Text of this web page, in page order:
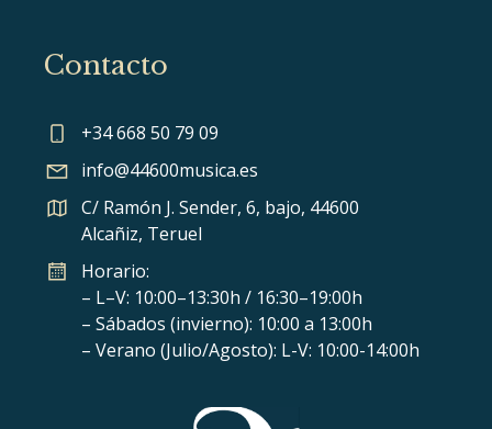
Contacto
+34 668 50 79 09
info@44600musica.es
C/ Ramón J. Sender, 6, bajo, 44600
Alcañiz, Teruel
Horario:
– L–V: 10:00–13:30h / 16:30–19:00h
– Sábados (invierno): 10:00 a 13:00h
– Verano (Julio/Agosto): L-V: 10:00-14:00h